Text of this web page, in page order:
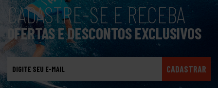
CADASTRE-SE E RECEBA
OFERTAS E DESCONTOS EXCLUSIVOS
CADASTRAR